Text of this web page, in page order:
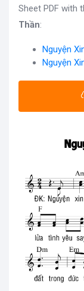
Sheet PDF with
Thần:
Nguyện
Nguyện